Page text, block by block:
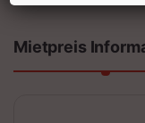
Mietpreis